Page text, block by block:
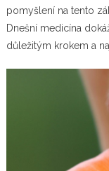
pomyšlení na tento
Dnešní medicína
důležitým krokem a